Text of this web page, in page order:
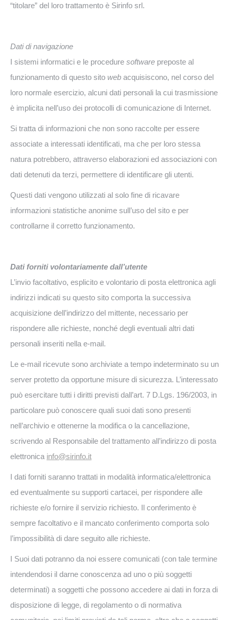
“titolare” del loro trattamento è Sirinfo srl.
Dati di navigazione
I sistemi informatici e le procedure software preposte al
funzionamento di questo sito web acquisiscono, nel corso del
loro normale esercizio, alcuni dati personali la cui trasmissione
è implicita nell’uso dei protocolli di comunicazione di Internet.
Si tratta di informazioni che non sono raccolte per essere
associate a interessati identificati, ma che per loro stessa
natura potrebbero, attraverso elaborazioni ed associazioni con
dati detenuti da terzi, permettere di identificare gli utenti.
Questi dati vengono utilizzati al solo fine di ricavare
informazioni statistiche anonime sull’uso del sito e per
controllarne il corretto funzionamento.
Dati forniti volontariamente dall’utente
L’invio facoltativo, esplicito e volontario di posta elettronica agli
indirizzi indicati su questo sito comporta la successiva
acquisizione dell’indirizzo del mittente, necessario per
rispondere alle richieste, nonché degli eventuali altri dati
personali inseriti nella e-mail.
Le e-mail ricevute sono archiviate a tempo indeterminato su un
server protetto da opportune misure di sicurezza. L’interessato
può esercitare tutti i diritti previsti dall’art. 7 D.Lgs. 196/2003, in
particolare può conoscere quali suoi dati sono presenti
nell’archivio e ottenerne la modifica o la cancellazione,
scrivendo al Responsabile del trattamento all’indirizzo di posta
elettronica info@sirinfo.it
I dati forniti saranno trattati in modalità informatica/elettronica
ed eventualmente su supporti cartacei, per rispondere alle
richieste e/o fornire il servizio richiesto. Il conferimento è
sempre facoltativo e il mancato conferimento comporta solo
l’impossibilità di dare seguito alle richieste.
I Suoi dati potranno da noi essere comunicati (con tale termine
intendendosi il darne conoscenza ad uno o più soggetti
determinati) a soggetti che possono accedere ai dati in forza di
disposizione di legge, di regolamento o di normativa